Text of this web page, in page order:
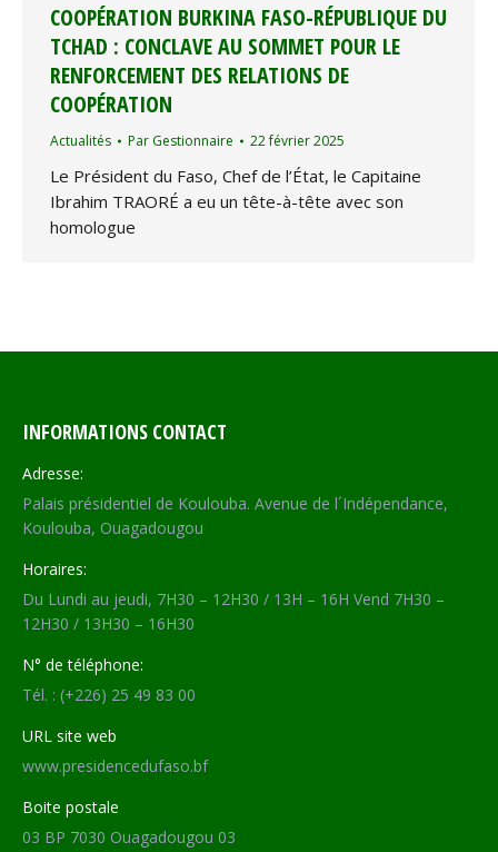
COOPÉRATION BURKINA FASO-RÉPUBLIQUE DU
TCHAD : CONCLAVE AU SOMMET POUR LE
RENFORCEMENT DES RELATIONS DE
COOPÉRATION
Actualités Par Gestionnaire 22 février 2025
Le Président du Faso, Chef de l’État, le Capitaine
Ibrahim TRAORÉ a eu un tête-à-tête avec son
homologue
INFORMATIONS CONTACT
Adresse:
Palais présidentiel de Koulouba. Avenue de l´Indépendance,
Koulouba, Ouagadougou
Horaires:
Du Lundi au jeudi, 7H30 – 12H30 / 13H – 16H Vend 7H30 –
12H30 / 13H30 – 16H30
N° de téléphone:
Tél. : (+226) 25 49 83 00
URL site web
www.presidencedufaso.bf
Boite postale
03 BP 7030 Ouagadougou 03